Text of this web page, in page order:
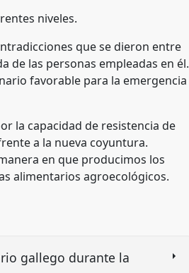
niveles.
que se dieron entre
de las personas empleadas en él.
favorable para la emergencia
la capacidad de resistencia de
a la nueva coyuntura.
en que producimos los
alimentarios agroecológicos.
gallego durante la